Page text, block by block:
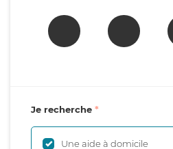
Je recherche
Une aide à domicile